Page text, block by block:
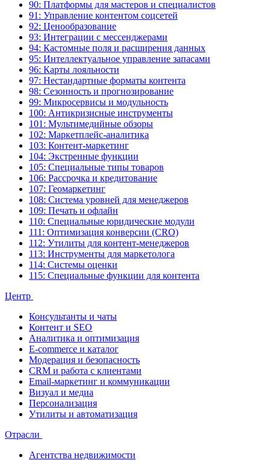
90: Платформы для мастеров и специалистов
91: Управление контентом соцсетей
92: Ценообразование
93: Интеграции с мессенджерами
94: Кастомные поля и расширения данных
95: Интеллектуальное управление запасами
96: Карты лояльности
97: Нестандартные форматы контента
98: Сезонность и прогнозирование
99: Микросервисы и модульность
100: Антикризисные инструменты
101: Мультимедийные обзоры
102: Маркетплейс-аналитика
103: Контент-маркетинг
104: Экстренные функции
105: Специальные типы товаров
106: Рассрочка и кредитование
107: Геомаркетинг
108: Система уровней для менеджеров
109: Печать и офлайн
110: Специальные юридические модули
111: Оптимизация конверсии (CRO)
112: Утилиты для контент-менеджеров
113: Инструменты для маркетолога
114: Системы оценки
115: Специальные функции для контента
Центр
Консультанты и чаты
Контент и SEO
Аналитика и оптимизация
E-commerce и каталог
Модерация и безопасность
CRM и работа с клиентами
Email-маркетинг и коммуникации
Визуал и медиа
Персонализация
Утилиты и автоматизация
Отрасли
Агентства недвижимости